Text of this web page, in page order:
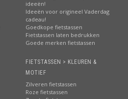
ideeën!
Ideeën voor origineel Vaderdag
cadeau!
Goedkope fietstassen
Fietstassen laten bedrukken
Goede merken fietstassen
FIETSTASSEN > KLEUREN &
MOTIEF
Zilveren fietstassen
Roze fietstassen